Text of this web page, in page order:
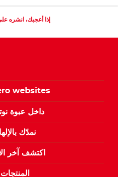
إذا أعجبك، انشره
websites
داخل عبوة
نمدّك
اكتشف آخر
المنتجات